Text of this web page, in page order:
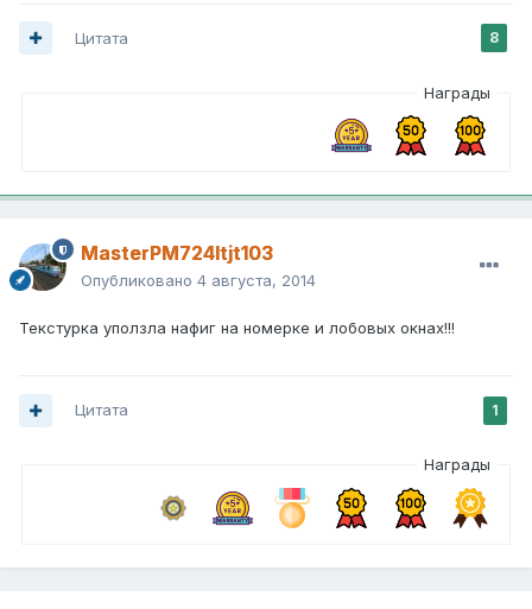
8
Цитата
Награды
MasterPM724ltjt103
Опубликовано 4 августа, 2014
Текстурка уползла нафиг на номерке и лобовых окнах!!!
1
Цитата
Награды